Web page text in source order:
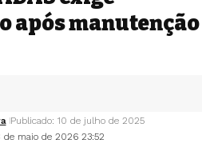
após manutenção
maio de 2026 23:52
Publicado: 10 de julho de 2025